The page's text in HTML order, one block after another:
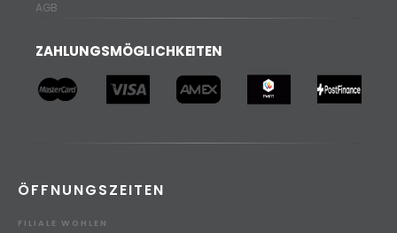
AGB
ZAHLUNGSMÖGLICHKEITEN
ÖFFNUNGSZEITEN
FILIALE WOHLEN